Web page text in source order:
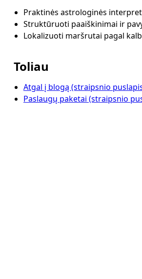
Praktinės astrologinės
Struktūruoti paaiškinimai ir
Lokalizuoti maršrutai pagal
Toliau
Atgal į blogą (straipsnio
Paslaugų paketai (straipsnio